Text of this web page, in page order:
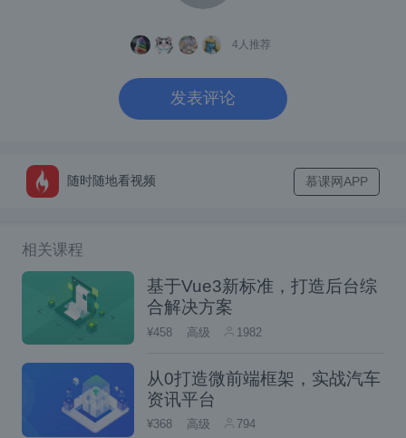
或者 APPLet、flash 中的链接，对于复杂的
链接（使用函数和表达式创建的链接）或者服
务器端的 ImageMap 则不能镜像。一般不用
址，电话号码，电子邮箱地址，运营时间，商
业关系，员工的姓名，与社会关系，以及公开
要，公司时常会公开一些自己感到骄傲的事
情，这些报到中可能会泄露有用的信息，企业
兼并服务器运转的情况等等。
用 Httrack 可以将一个网站拷贝下来，以此进
行下线的探测发现，以此减少对目标网站的直
接交互。Httrack 的使用很简单，只需要根据
4 人推荐
发表评论
随时随地看视频 慕课网APP
相关课程
基于Vue3新标准，打造后台综
合解决方案
¥458 高级 1982
从0打造微前端框架，实战汽车
资讯平台
¥368 高级 794